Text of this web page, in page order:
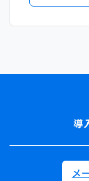
導
メ